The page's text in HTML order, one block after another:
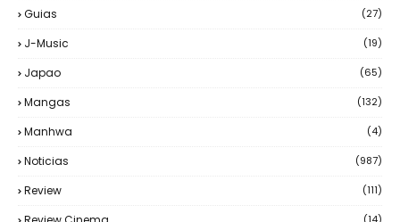
Guias (27)
J-Music (19)
Japao (65)
Mangas (132)
Manhwa (4)
Noticias (987)
Review (111)